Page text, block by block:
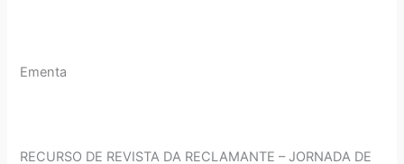
Ementa
RECURSO DE REVISTA DA RECLAMANTE – JORNADA DE